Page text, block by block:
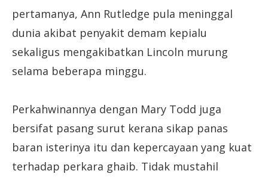
pertamanya, Ann Rutledge pula meninggal
dunia akibat penyakit demam kepialu
sekaligus mengakibatkan Lincoln murung
selama beberapa minggu.
Perkahwinannya dengan Mary Todd juga
bersifat pasang surut kerana sikap panas
baran isterinya itu dan kepercayaan yang kuat
terhadap perkara ghaib. Tidak mustahil